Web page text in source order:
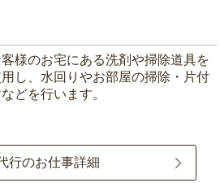
客様のお宅にある洗剤や掃除道具を
し、水回りやお部屋の掃除・片付
どを行います。
行のお仕事詳細